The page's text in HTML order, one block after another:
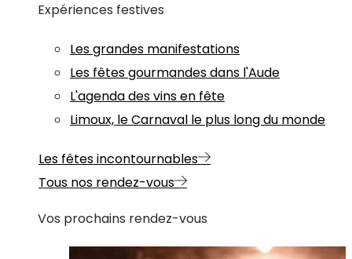
Expériences festives
Les grandes manifestations
Les fêtes gourmandes dans l'Aude
L'agenda des vins en fête
Limoux, le Carnaval le plus long du monde
Les fêtes incontournables
Tous nos rendez-vous
Vos prochains rendez-vous